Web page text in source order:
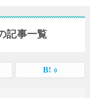
記事一覧
0